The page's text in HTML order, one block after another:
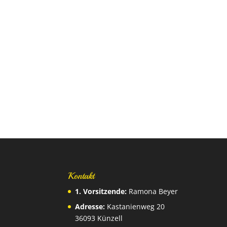
Kontakt
1. Vorsitzende: Ramona Beyer
Adresse: Kastanienweg 20
36093 Künzell